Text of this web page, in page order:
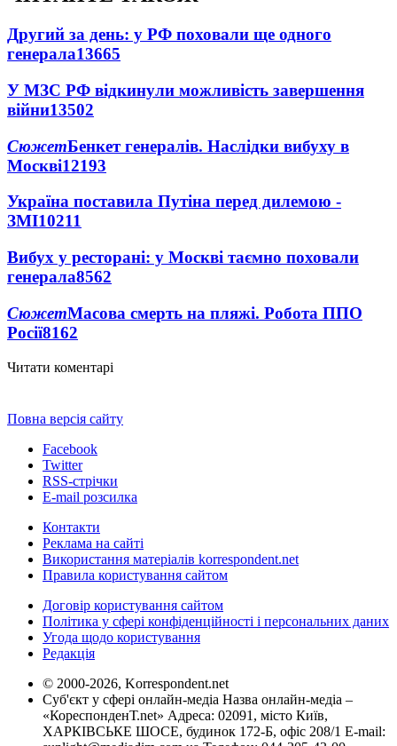
Другий за день: у РФ поховали ще одного
генерала13665
У МЗС РФ відкинули можливість завершення
війни13502
СюжетБенкет генералів. Наслідки вибуху в
Москві12193
Україна поставила Путіна перед дилемою -
ЗМІ10211
Вибух у ресторані: у Москві таємно поховали
генерала8562
СюжетМасова смерть на пляжі. Робота ППО
Росії8162
Читати коментарі
Повна версія сайту
Facebook
Twitter
RSS-стрічки
E-mail розсилка
Контакти
Реклама на сайті
Використання матеріалів korrespondent.net
Правила користування сайтом
Договір користування сайтом
Політика у сфері конфіденційності і персональних даних
Угода щодо користування
Редакція
© 2000-2026, Korrespondent.net
Суб'єкт у сфері онлайн-медіа Назва онлайн-медіа –
«КореспонденТ.net» Адреса: 02091, місто Київ,
ХАРКІВСЬКЕ ШОСЕ, будинок 172-Б, офіс 208/1 E-mail: